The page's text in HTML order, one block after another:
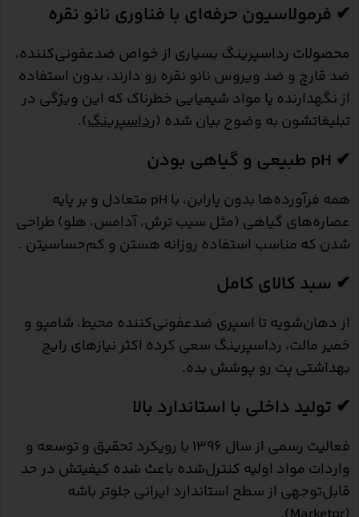
✔ فرمولاسیون حرفه‌ای با فناوری نانو نقره
محصولات رداسپرینگ بسیاری از خواص ضدعفونی‌کننده،
ضد قارچ و ضد ویروس نانو نقره رو دارند، بدون استفاده
از نگهدارنده‌ یا مواد شیمیایی خطرناک که این ویژگی در
تبلیغاتشون به وضوح بیان شده (رداسپرینگ).
✔ pH طبیعی و گیاهی بودن
همه فرآورده‌ها بدون پارابن، با pH متعادل و بر پایه
عصاره‌های گیاهی (مثل سیب ترش، آدامس، هلو) طراحی
شدن که مناسب استفاده روزانه هستن و کم‌حساسیتن .
✔ سبد کالای کامل
از دهان‌شویه تا اسپری ضدعفونی‌کننده محیط، شامپو و
خمیر مالت، رداسپرینگ سعی کرده اکثر نیازهای رایج
بهداشتی پت رو پوشش بده.
✔ تولید داخلی با استاندارد بالا
فعالیت رسمی از سال ۱۳۹۶ با رویکرد تحقیق و توسعه و
واردات مواد اولیه کنترل‌شده باعث شده کیفیتش در حد
قابل‌توجهی از سطح استاندارد ایرانی جلو‌تر باشه